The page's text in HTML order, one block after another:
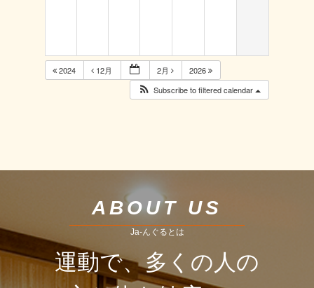
2024 12月 2月
2026
Subscribe to filtered calendar
ABOUT US
Ja-んぐるとは
運動で、多くの人の